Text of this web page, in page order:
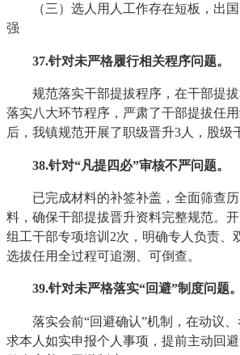
（三）选人用人工作存在短板，出国
强
37.针对未严格履行相关程序问题。
规范落实干部提拔程序，在干部提拔
落实八大环节程序，严肃了干部提拔任
后，我镇规范开展了职级晋升3人，股级
38.针对“凡提四必”审核不严问题。
已完成材料的补签补盖，全面筛查历
料，确保干部提拔晋升资料完整规范。
组工干部专项培训2次，明确专人负责、
选拔任用全过程可追溯、可倒查。
39.针对未严格落实“回避”制度问题。
落实会前“回避确认”机制，在动议、
求本人如实申报个人事项，提前主动回